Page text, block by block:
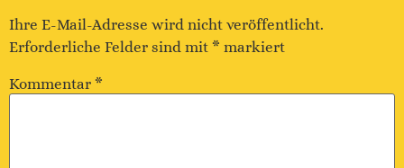
Ihre E-Mail-Adresse wird nicht veröffentlicht.
Erforderliche Felder sind mit * markiert
Kommentar *